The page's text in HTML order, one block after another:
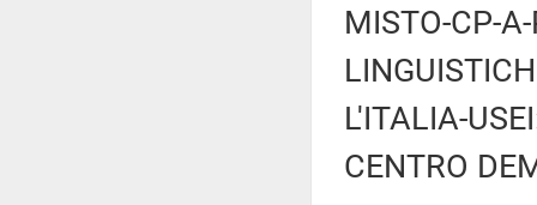
MISTO-CP-
L'ITALIA-
CENTRO